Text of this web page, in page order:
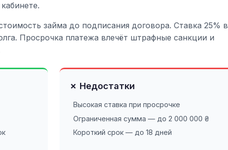
займа до подписания договора. Ставка 25% в
Просрочка платежа влечёт штрафные санкции и
✗ Недостатки
Высокая ставка при просрочке
Ограниченная сумма — до 2 000 000 ₴
Короткий срок — до 18 дней